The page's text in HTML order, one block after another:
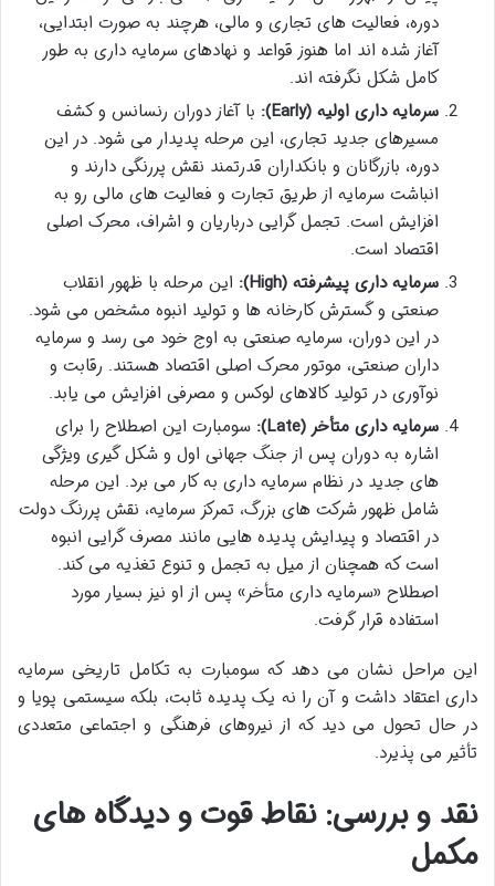
دوره، فعالیت های تجاری و مالی، هرچند به صورت ابتدایی،
آغاز شده اند اما هنوز قواعد و نهادهای سرمایه داری به طور
کامل شکل نگرفته اند.
سرمایه داری اولیه (Early):
با آغاز دوران رنسانس و کشف
مسیرهای جدید تجاری، این مرحله پدیدار می شود. در این
دوره، بازرگانان و بانکداران قدرتمند نقش پررنگی دارند و
انباشت سرمایه از طریق تجارت و فعالیت های مالی رو به
افزایش است. تجمل گرایی درباریان و اشراف، محرک اصلی
اقتصاد است.
سرمایه داری پیشرفته (High):
این مرحله با ظهور انقلاب
صنعتی و گسترش کارخانه ها و تولید انبوه مشخص می شود.
در این دوران، سرمایه صنعتی به اوج خود می رسد و سرمایه
داران صنعتی، موتور محرک اصلی اقتصاد هستند. رقابت و
نوآوری در تولید کالاهای لوکس و مصرفی افزایش می یابد.
سرمایه داری متأخر (Late):
سومبارت این اصطلاح را برای
اشاره به دوران پس از جنگ جهانی اول و شکل گیری ویژگی
های جدید در نظام سرمایه داری به کار می برد. این مرحله
شامل ظهور شرکت های بزرگ، تمرکز سرمایه، نقش پررنگ دولت
در اقتصاد و پیدایش پدیده هایی مانند مصرف گرایی انبوه
است که همچنان از میل به تجمل و تنوع تغذیه می کند.
اصطلاح «سرمایه داری متأخر» پس از او نیز بسیار مورد
استفاده قرار گرفت.
این مراحل نشان می دهد که سومبارت به تکامل تاریخی سرمایه
داری اعتقاد داشت و آن را نه یک پدیده ثابت، بلکه سیستمی پویا و
در حال تحول می دید که از نیروهای فرهنگی و اجتماعی متعددی
تأثیر می پذیرد.
نقد و بررسی: نقاط قوت و دیدگاه های
مکمل